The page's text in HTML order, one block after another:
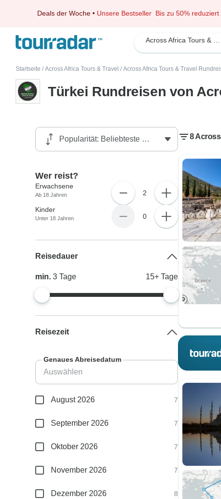
Deals der Woche • Unsere Bestseller Bis zu 50% reduziert
Startseite / Across Africa Tours & Travel / Across Africa Tours & Travel
Türkei Rundreisen von
8
Wer reist?
Erwachsene
Ab 18 Jahren 2
Kinder
Unter 18 Jahren 0
Reisedauer
min.3Tage 15+ Tage
Reisezeit
Genaues Abreisedatum
August 2026 7
September 2026 7
Oktober 2026 7
November 2026 7
Dezember 2026 8